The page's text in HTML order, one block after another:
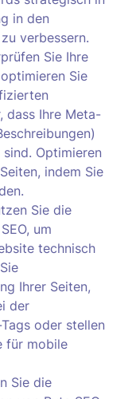
in den
verbessern.
Sie Ihre
Sie
dass Ihre Meta-
Optimieren
indem Sie
Sie die
um
technisch
Ihrer Seiten,
der
oder stellen
für mobile
Sie die